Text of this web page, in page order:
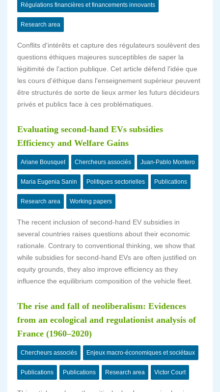
Régulations financières et financements innovants
Research area
Conflits d'intérêts et capture des régulateurs soulèvent des
questions éthiques majeures susceptibles de saper la
légitimité de l'action publique. Cet article défend l'idée que
les cours d'éthique dans l'enseignement supérieur peuvent
être structurés de sorte de lieux armer les futurs décideurs
privés et publics face à ces problématiques.
Evaluating second-hand EVs subsidies
Efficiency and Welfare Gains
Ariane Bousquet Chercheurs associés Juan-Pablo Montero
Maria Eugenia Sanin Politiques sectorielles Publications
Research area Working papers
The recent inclusion of second-hand EV subsidies in
several countries raises questions about their economic
rationale. Contrary to conventional thinking, we show that
while subsidies for second-hand EVs are often justified on
equity grounds, they also improve efficiency as they
influence the equilibrium composition of the vehicle fleet.
The rise and fall of neoliberalism: Evidences
from an ecological and regulationist analysis of
France (1960–2020)
Chercheurs associés Enjeux macro-économiques et sociétaux
Publications Publications Research area Victor Court